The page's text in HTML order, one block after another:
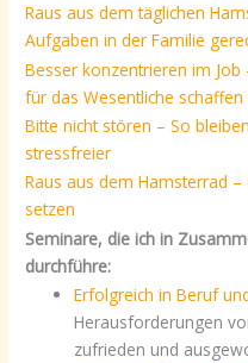
Raus aus dem täglichen
Aufgaben in der Familie
Besser konzentrieren im
für das Wesentliche schaffen
Bitte nicht stören – So
stressfreier
Raus aus dem Hamsterrad
setzen
Seminare, die ich in
durchführe:
Erfolgreich in Beruf
Herausforderungen
zufrieden und